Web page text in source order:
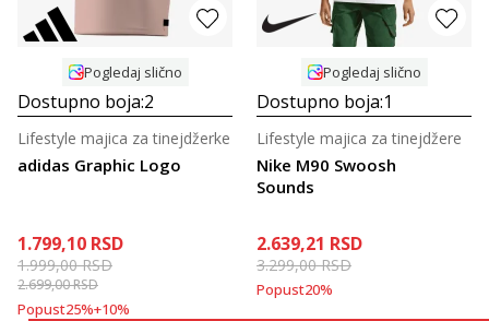
Pogledaj slično
Dostupno boja:2
adidas Graphic Logo
Lifestyle majica za tinejdžerke
1.799,10 RSD
1.999,00RSD
2.699,00RSD
Popust25%+10%
Pogledaj slično
Dostupno boja:1
Nike M90 Swoosh
Sounds
Lifestyle majica za tinejdžere
2.639,21 RSD
3.299,00RSD
Popust20%